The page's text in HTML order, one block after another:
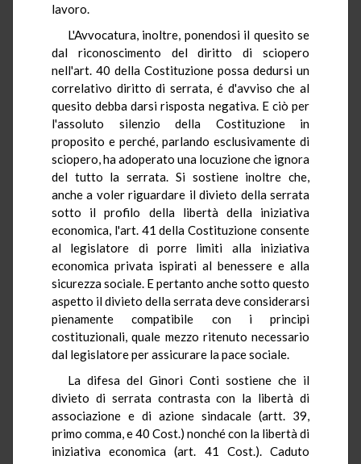
lavoro.
L'Avvocatura, inoltre, ponendosi il quesito se
dal riconoscimento del diritto di sciopero
nell'art. 40 della Costituzione possa dedursi un
correlativo diritto di serrata, é d'avviso che al
quesito debba darsi risposta negativa. E ciò per
l'assoluto silenzio della Costituzione in
proposito e perché, parlando esclusivamente di
sciopero, ha adoperato una locuzione che ignora
del tutto la serrata. Si sostiene inoltre che,
anche a voler riguardare il divieto della serrata
sotto il profilo della libertà della iniziativa
economica, l'art. 41 della Costituzione consente
al legislatore di porre limiti alla iniziativa
economica privata ispirati al benessere e alla
sicurezza sociale. E pertanto anche sotto questo
aspetto il divieto della serrata deve considerarsi
pienamente compatibile con i principi
costituzionali, quale mezzo ritenuto necessario
dal legislatore per assicurare la pace sociale.
La difesa del Ginori Conti sostiene che il
divieto di serrata contrasta con la libertà di
associazione e di azione sindacale (artt. 39,
primo comma, e 40 Cost.) nonché con la libertà di
iniziativa economica (art. 41 Cost.). Caduto